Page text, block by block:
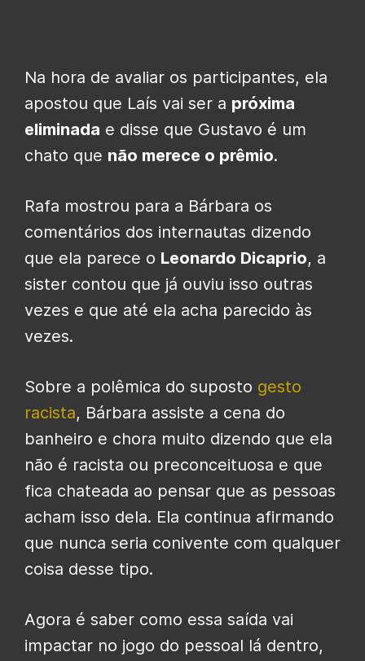
Na hora de avaliar os participantes, ela
apostou que Laís vai ser a próxima
eliminada e disse que Gustavo é um
chato que não merece o prêmio.
Rafa mostrou para a Bárbara os
comentários dos internautas dizendo
que ela parece o Leonardo Dicaprio, a
sister contou que já ouviu isso outras
vezes e que até ela acha parecido às
vezes.
Sobre a polêmica do suposto gesto
racista, Bárbara assiste a cena do
banheiro e chora muito dizendo que ela
não é racista ou preconceituosa e que
fica chateada ao pensar que as pessoas
acham isso dela. Ela continua afirmando
que nunca seria conivente com qualquer
coisa desse tipo.
Agora é saber como essa saída vai
impactar no jogo do pessoal lá dentro,